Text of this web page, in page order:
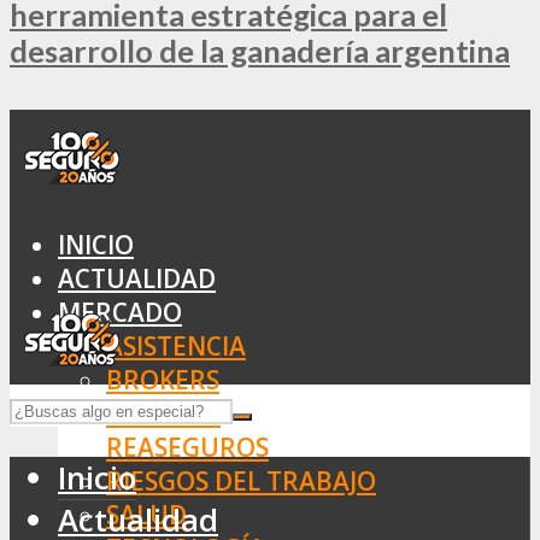
herramienta estratégica para el
desarrollo de la ganadería argentina
INICIO
ACTUALIDAD
MERCADO
ASISTENCIA
BROKERS
SEGUROS
REASEGUROS
RIESGOS DEL TRABAJO
SALUD
Inicio
Actualidad